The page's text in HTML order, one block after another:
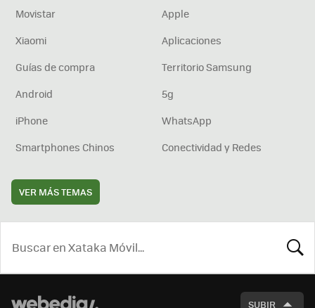
Movistar
Apple
Xiaomi
Aplicaciones
Guías de compra
Territorio Samsung
Android
5g
iPhone
WhatsApp
Smartphones Chinos
Conectividad y Redes
VER MÁS TEMAS
SUBIR